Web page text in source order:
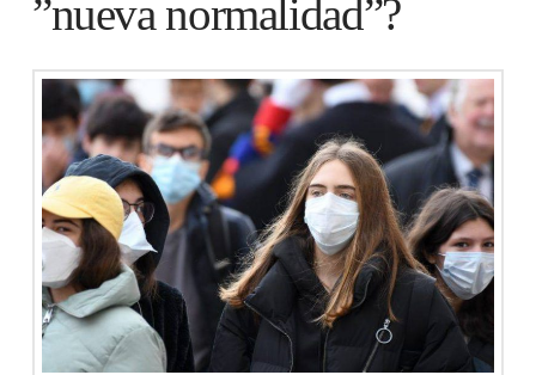
”nueva normalidad”?